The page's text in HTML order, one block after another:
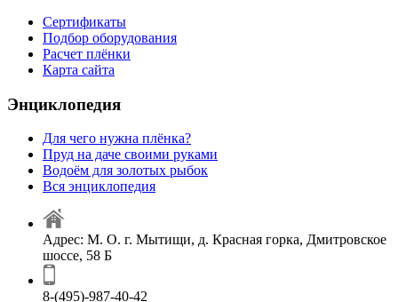
Сертификаты
Подбор оборудования
Расчет плёнки
Карта сайта
Энциклопедия
Для чего нужна плёнка?
Пруд на даче своими руками
Водоём для золотых рыбок
Вся энциклопедия
Адрес: М. О. г. Мытищи, д. Красная горка, Дмитровское
шоссе, 58 Б
8-(495)-987-40-42